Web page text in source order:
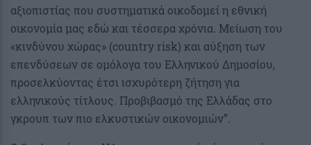
αξιοπιστίας που συστηματικά οικοδομεί η εθνική
οικονομία μας εδώ και τέσσερα χρόνια. Μείωση του
«κινδύνου χώρας» (country risk) και αύξηση των
επενδύσεων σε ομόλογα του Ελληνικού Δημοσίου,
προσελκύοντας έτσι ισχυρότερη ζήτηση για
ελληνικούς τίτλους. Προβιβασμό της Ελλάδας στο
γκρουπ των πιο ελκυστικών οικονομιών”.